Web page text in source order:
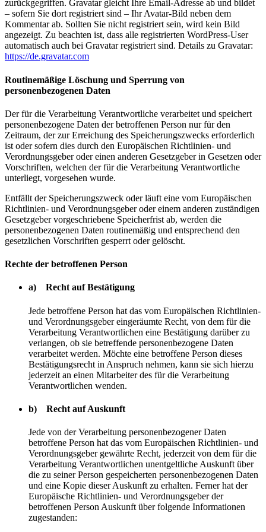
zurückgegriffen. Gravatar gleicht Ihre Email-Adresse ab und bildet
– sofern Sie dort registriert sind – Ihr Avatar-Bild neben dem
Kommentar ab. Sollten Sie nicht registriert sein, wird kein Bild
angezeigt. Zu beachten ist, dass alle registrierten WordPress-User
automatisch auch bei Gravatar registriert sind. Details zu Gravatar:
https://de.gravatar.com
Routinemäßige Löschung und Sperrung von
personenbezogenen Daten
Der für die Verarbeitung Verantwortliche verarbeitet und speichert
personenbezogene Daten der betroffenen Person nur für den
Zeitraum, der zur Erreichung des Speicherungszwecks erforderlich
ist oder sofern dies durch den Europäischen Richtlinien- und
Verordnungsgeber oder einen anderen Gesetzgeber in Gesetzen oder
Vorschriften, welchen der für die Verarbeitung Verantwortliche
unterliegt, vorgesehen wurde.
Entfällt der Speicherungszweck oder läuft eine vom Europäischen
Richtlinien- und Verordnungsgeber oder einem anderen zuständigen
Gesetzgeber vorgeschriebene Speicherfrist ab, werden die
personenbezogenen Daten routinemäßig und entsprechend den
gesetzlichen Vorschriften gesperrt oder gelöscht.
Rechte der betroffenen Person
a) Recht auf Bestätigung
Jede betroffene Person hat das vom Europäischen Richtlinien-
und Verordnungsgeber eingeräumte Recht, von dem für die
Verarbeitung Verantwortlichen eine Bestätigung darüber zu
verlangen, ob sie betreffende personenbezogene Daten
verarbeitet werden. Möchte eine betroffene Person dieses
Bestätigungsrecht in Anspruch nehmen, kann sie sich hierzu
jederzeit an einen Mitarbeiter des für die Verarbeitung
Verantwortlichen wenden.
b) Recht auf Auskunft
Jede von der Verarbeitung personenbezogener Daten
betroffene Person hat das vom Europäischen Richtlinien- und
Verordnungsgeber gewährte Recht, jederzeit von dem für die
Verarbeitung Verantwortlichen unentgeltliche Auskunft über
die zu seiner Person gespeicherten personenbezogenen Daten
und eine Kopie dieser Auskunft zu erhalten. Ferner hat der
Europäische Richtlinien- und Verordnungsgeber der
betroffenen Person Auskunft über folgende Informationen
zugestanden: